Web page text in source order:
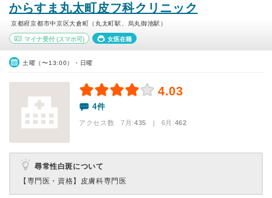
からすま丸太町皮フ科クリニック
京都府京都市中京区大倉町（丸太町駅、烏丸御池駅）
マイナ受付 (スマホ可) 女医在籍
土曜（〜13:00）・日曜
4.03
4件
アクセス数 7月:435 | 6月:462
尋常性白斑について
【専門医・資格】 皮膚科専門医